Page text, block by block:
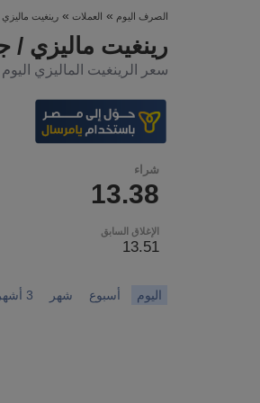
الصرف اليوم » العملات » رينغيت ماليزي
رينغيت ماليزي
سعر الرينغيت الماليزي
شراء
13.38
الإغلاق السابق
13.51
اليوم أسبوع شهر 3 أشهر